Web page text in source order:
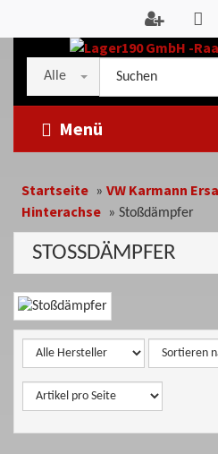
Kategorieauswahl
Alle
Suche
Shop
Menü
Startseite » VW Karmann
Hinterachse » Stoßdämpfer
STOSSDÄMPFER
Kategoriebeschreibung